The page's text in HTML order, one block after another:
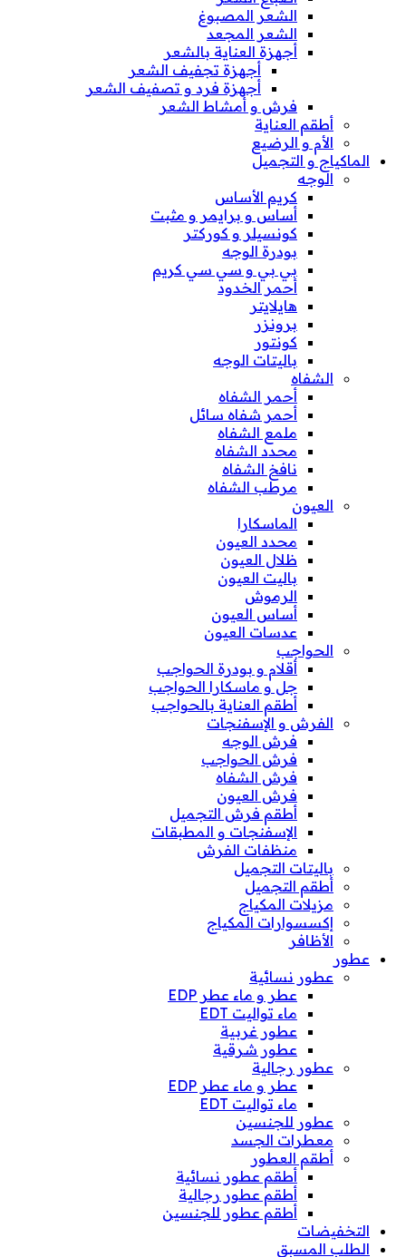
الشعر المصبوغ
الشعر المجعد
أجهزة العناية بالشعر
أجهزة تجفيف الشعر
أجهزة فرد و تصفيف الشعر
فرش و أمشاط الشعر
أطقم العناية
الأم و الرضيع
الماكياج و التجميل
الوجه
كريم الأساس
أساس و برايمر و مثبت
كونسيلر و كوركتر
بودرة الوجه
بي بي و سي سي كريم
أحمر الخدود
هايلايتر
برونزر
كونتور
باليتات الوجه
الشفاه
أحمر الشفاه
أحمر شفاه سائل
ملمع الشفاه
محدد الشفاه
نافخ الشفاه
مرطب الشفاه
العيون
الماسكارا
محدد العيون
ظلال العيون
باليت العيون
الرموش
أساس العيون
عدسات العيون
الحواجب
أقلام و بودرة الحواجب
جل و ماسكارا الحواجب
أطقم العناية بالحواجب
الفرش و الإسفنجات
فرش الوجه
فرش الحواجب
فرش الشفاه
فرش العيون
أطقم فرش التجميل
الإسفنجات و المطبقات
منظفات الفرش
باليتات التجميل
أطقم التجميل
مزيلات المكياج
إكسسوارات المكياج
الأظافر
عطور
عطور نسائية
عطر و ماء عطر EDP
ماء تواليت EDT
عطور غربية
عطور شرقية
عطور رجالية
عطر و ماء عطر EDP
ماء تواليت EDT
عطور للجنسين
معطرات الجسد
أطقم العطور
أطقم عطور نسائية
أطقم عطور رجالية
أطقم عطور للجنسين
التخفيضات
الطلب المسبق